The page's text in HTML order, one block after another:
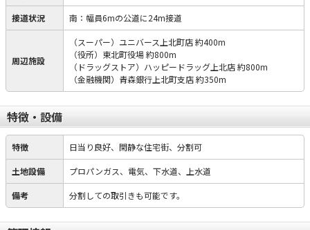
接道状況 南：幅員6mの公道に24m接道
周辺施設
（スーパー）ユニバース上北町店 約400m
（役所）東北町役場 約800m
（ドラッグストア）ハッピードラッグ上北店 約800m
（金融機関）青森銀行上北町支店 約350m
特徴・設備
特徴 日当り良好、閑静な住宅街、分割可
土地設備 プロパンガス、電気、下水道、上水道
備考 分割しての取引きも可能です。